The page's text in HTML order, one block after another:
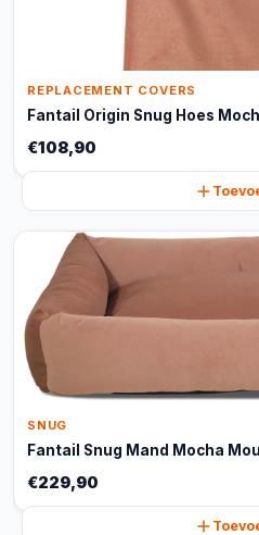
REPLACEMENT COVERS
Fantail Origin Snug Hoes
€108,90
SNUG
Fantail Snug Mand Mocha
€229,90